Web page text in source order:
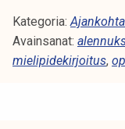
u
n
o
U
K
e
l
i
Kategoria:
Avainsanat:
mielipidekirjoitus,